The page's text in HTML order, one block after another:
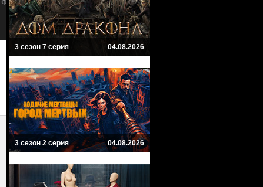
Приключенческий, Фантастика, Драма Star Trek: The Next Generation
Приключенческий
3 сезон 7 серия 04.08.2026
3 сезон 2 серия 04.08.2026